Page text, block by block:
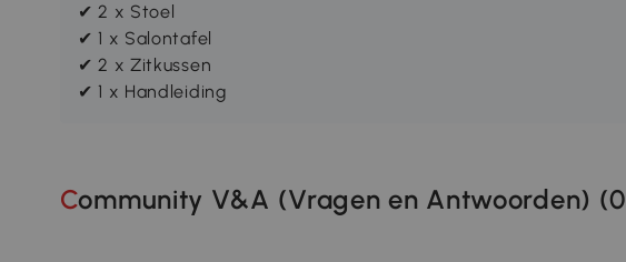
✔ 2 x Stoel
✔ 1 x Salontafel
✔ 2 x Zitkussen
✔ 1 x Handleiding
Community V&A (Vragen en Antwoorden) (0